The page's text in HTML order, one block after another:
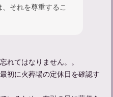
マナーについて解説
それを尊重するこ
れてはなりません。。
初に火葬場の定休日を確認す